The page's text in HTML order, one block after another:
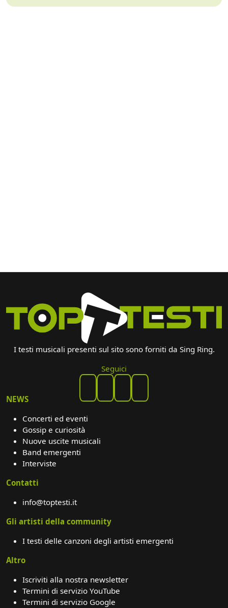
I testi musicali presenti sul sito sono forniti da Sing Ring.
Seguici
NEWS
Concerti ed eventi
Gossip e curiosità
Nuove uscite musicali
Band emergenti
Interviste
Contatti
info@toptesti.it
Gli artisti della community
I testi delle canzoni degli artisti emergenti
Altro
Iscriviti alla nostra newsletter
Termini di servizio YouTube
Termini di servizio Google